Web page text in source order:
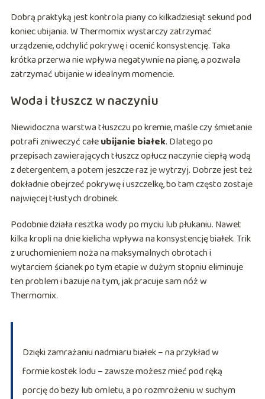
Dobrą praktyką jest kontrola piany co kilkadziesiąt sekund pod
koniec ubijania. W Thermomix wystarczy zatrzymać
urządzenie, odchylić pokrywę i ocenić konsystencję. Taka
krótka przerwa nie wpływa negatywnie na pianę, a pozwala
zatrzymać ubijanie w idealnym momencie.
Woda i tłuszcz w naczyniu
Niewidoczna warstwa tłuszczu po kremie, maśle czy śmietanie
potrafi zniweczyć całeubijanie białek. Dlatego po
przepisach zawierających tłuszcz opłucz naczynie ciepłą wodą
z detergentem, a potem jeszcze raz je wytrzyj. Dobrze jest też
dokładnie obejrzeć pokrywę i uszczelkę, bo tam często zostaje
najwięcej tłustych drobinek.
Podobnie działa resztka wody po myciu lub płukaniu. Nawet
kilka kropli na dnie kielicha wpływa na konsystencję białek. Trik
z uruchomieniem noża na maksymalnych obrotach i
wytarciem ścianek po tym etapie w dużym stopniu eliminuje
ten problem i bazuje na tym, jak pracuje sam nóż w
Thermomix.
Dzięki zamrażaniu nadmiaru białek – na przykład w
formie kostek lodu – zawsze możesz mieć pod ręką
porcję do bezy lub omletu, a po rozmrożeniu w suchym